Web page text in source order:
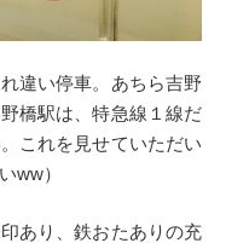
違い停車。あちら吉野
橋駅は、特急線１線だ
これを見せていただい
ww）
あり、鉄おたありの充